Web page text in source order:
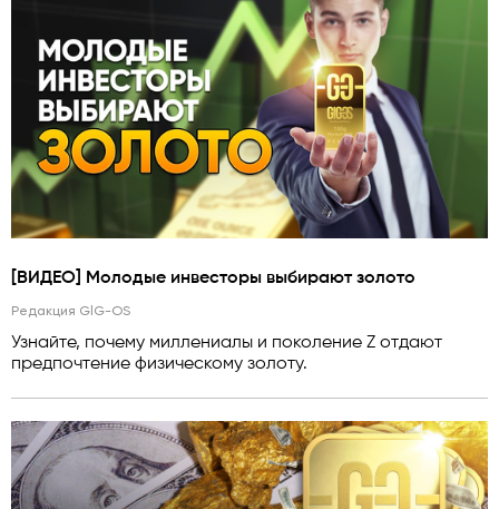
[ВИДЕО] Молодые инвесторы выбирают золото
Редакция GlG-OS
Узнайте, почему миллениалы и поколение Z отдают
предпочтение физическому золоту.